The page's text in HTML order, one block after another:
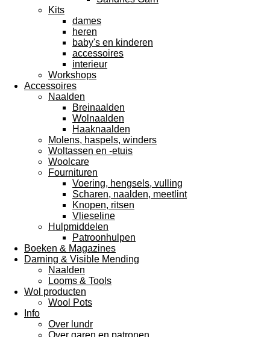
Kits
dames
heren
baby's en kinderen
accessoires
interieur
Workshops
Accessoires
Naalden
Breinaalden
Wolnaalden
Haaknaalden
Molens, haspels, winders
Woltassen en -etuis
Woolcare
Fournituren
Voering, hengsels, vulling
Scharen, naalden, meetlint
Knopen, ritsen
Vlieseline
Hulpmiddelen
Patroonhulpen
Boeken & Magazines
Darning & Visible Mending
Naalden
Looms & Tools
Wol producten
Wool Pots
Info
Over lundr
Over garen en patronen